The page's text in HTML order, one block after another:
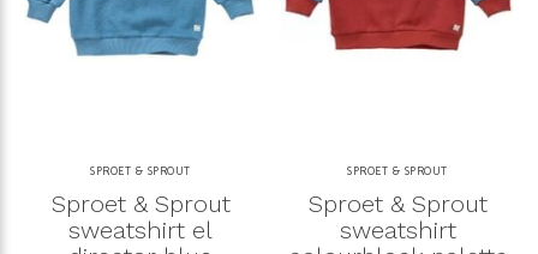
SPROET & SPROUT
Sproet & Sprout
sweatshirt el
SPROET & SPROUT
Sproet & Sprout
sweatshirt